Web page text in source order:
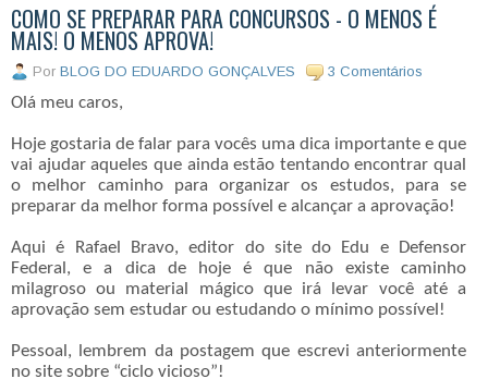
COMO SE PREPARAR PARA CONCURSOS - O MENOS É
MAIS! O MENOS APROVA!
Por BLOG DO EDUARDO GONÇALVES 3 Comentários
Olá meu caros,
Hoje gostaria de falar para vocês uma dica importante e que
vai ajudar aqueles que ainda estão tentando encontrar qual
o melhor caminho para organizar os estudos, para se
preparar da melhor forma possível e alcançar a aprovação!
Aqui é Rafael Bravo, editor do site do Edu e Defensor
Federal, e a dica de hoje é que não existe caminho
milagroso ou material mágico que irá levar você até a
aprovação sem estudar ou estudando o mínimo possível!
Pessoal, lembrem da postagem que escrevi anteriormente
no site sobre “ciclo vicioso”!